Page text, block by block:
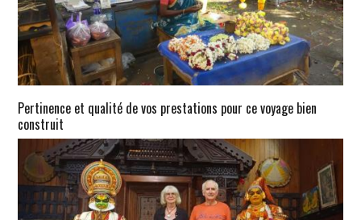
Pertinence et qualité de vos prestations pour ce voyage bien
construit